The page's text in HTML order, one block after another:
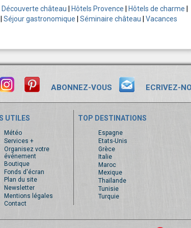
Découverte château Hôtels Provence Hôtels de charme
Séjour gastronomique Séminaire château
Vacances
ABONNEZ-VOUS ECRIVEZ-
UTILES
Météo
Services +
Organisez votre
événement
Boutique
Fonds d'écran
Plan du site
Newsletter
Mentions légales
Contact
TOP DESTINATIONS
Espagne
Etats-Unis
Grèce
Italie
Maroc
Mexique
Thaïlande
Tunisie
Turquie